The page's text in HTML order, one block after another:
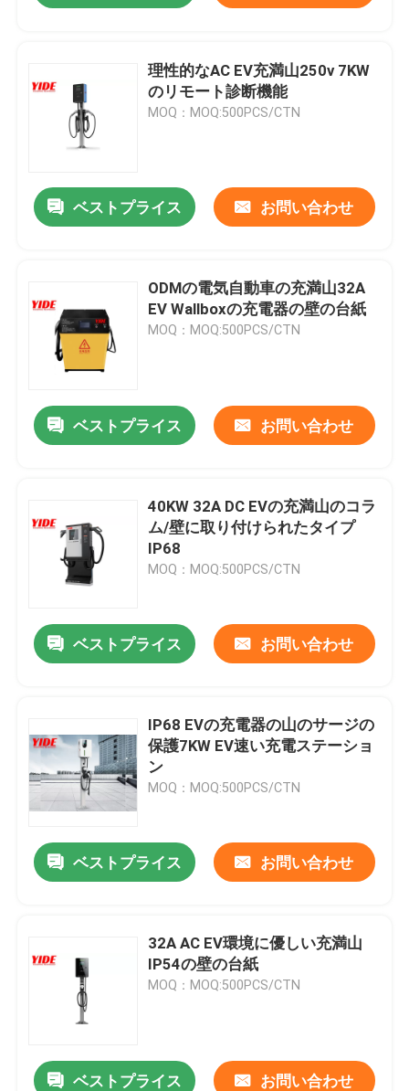
理性的なAC EV充満山250v 7KW
のリモート診断機能
MOQ：MOQ:500PCS/CTN
ベストプライス お問い合わせ
ODMの電気自動車の充満山32A
EV Wallboxの充電器の壁の台紙
MOQ：MOQ:500PCS/CTN
ベストプライス お問い合わせ
40KW 32A DC EVの充満山のコラ
ム/壁に取り付けられたタイプ
IP68
MOQ：MOQ:500PCS/CTN
ベストプライス お問い合わせ
IP68 EVの充電器の山のサージの
保護7KW EV速い充電ステーショ
ン
MOQ：MOQ:500PCS/CTN
ベストプライス お問い合わせ
32A AC EV環境に優しい充満山
IP54の壁の台紙
MOQ：MOQ:500PCS/CTN
ベストプライス お問い合わせ